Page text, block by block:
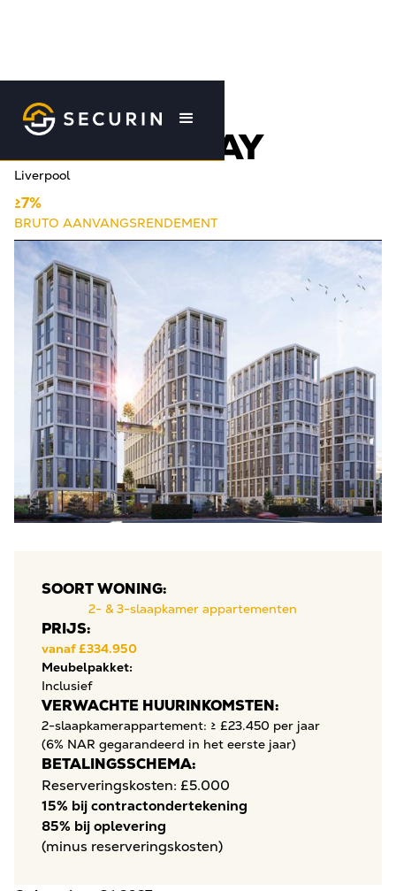
Terug naar overzicht
THE GATEWAY
Liverpool
≥7%
BRUTO AANVANGSRENDEMENT
SOORT WONING:
2- & 3-slaapkamer appartementen
PRIJS:
vanaf £334.950
Meubelpakket:
Inclusief
VERWACHTE HUURINKOMSTEN:
2-slaapkamerappartement: ≥ £23.450 per jaar
(6% NAR gegarandeerd in het eerste jaar)
BETALINGSSCHEMA:
Reserveringskosten: £5.000
15% bij contractondertekening
85% bij oplevering
(minus reserveringskosten)